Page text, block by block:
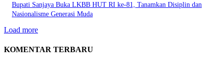
Bupati Sanjaya Buka LKBB HUT RI ke-81, Tanamkan Disiplin dan
Nasionalisme Generasi Muda
Load more
KOMENTAR TERBARU